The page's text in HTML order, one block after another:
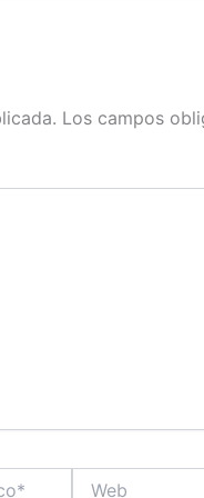
Los campos